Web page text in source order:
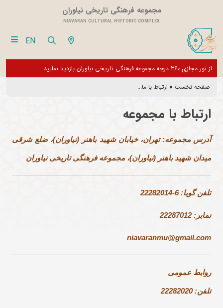
مجموعه فرهنگی تاریخی نیاوران
NIAVARAN CULTURAL HISTORIC COMPLEX
EN
از تور مجازی 360 درجه مجموعه فرهنگی تاریخی نیاوران بازدید نماییدگرامی، موزه های این مجموعه تا اطلاع ثانوی تعطیل می باشد و فقط
فعال است
صفحه نخست » ارتباط با ما...
ارتباط با مجموعه
آدرس مجموعه: تهران، خیابان شهید باهنر (نیاوران)، ضلع شرقی
میدان شهید باهنر (نیاوران)، مجموعه فرهنگی تاریخی نیاوران
تلفن گویا: 6-22282014
نمابر: 22287012
niavaranmu@gmail.com
روابط عمومی
تلفن: 22282020